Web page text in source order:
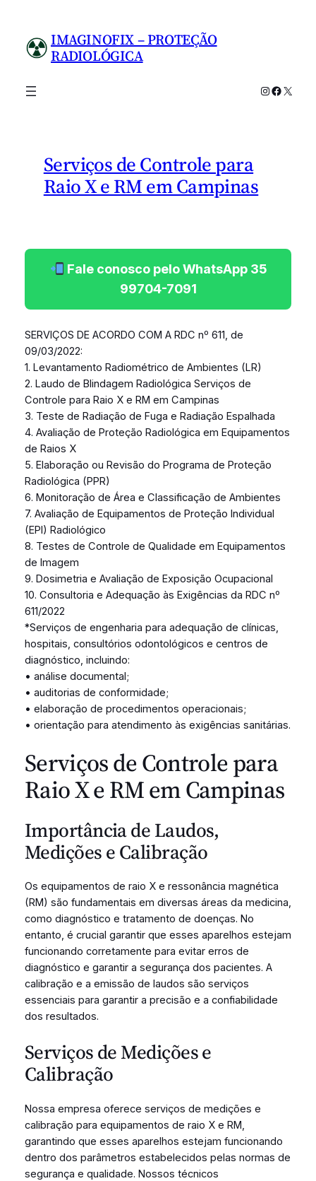
conteúdo
IMAGINOFIX – PROTEÇÃO
RADIOLÓGICA
Instagram
X
Serviços de Controle para
Raio X e RM em Campinas
Fale conosco pelo WhatsApp 35
99704-7091
SERVIÇOS DE ACORDO COM A RDC nº 611, de
09/03/2022:
1. Levantamento Radiométrico de Ambientes (LR)
2. Laudo de Blindagem Radiológica Serviços de
Controle para Raio X e RM em Campinas
3. Teste de Radiação de Fuga e Radiação Espalhada
4. Avaliação de Proteção Radiológica em Equipamentos
de Raios X
5. Elaboração ou Revisão do Programa de Proteção
Radiológica (PPR)
6. Monitoração de Área e Classificação de Ambientes
7. Avaliação de Equipamentos de Proteção Individual
(EPI) Radiológico
8. Testes de Controle de Qualidade em Equipamentos
de Imagem
9. Dosimetria e Avaliação de Exposição Ocupacional
10. Consultoria e Adequação às Exigências da RDC nº
611/2022
*Serviços de engenharia para adequação de clínicas,
hospitais, consultórios odontológicos e centros de
diagnóstico, incluindo:
• análise documental;
• auditorias de conformidade;
• elaboração de procedimentos operacionais;
• orientação para atendimento às exigências sanitárias.
Serviços de Controle para
Raio X e RM em Campinas
Importância de Laudos,
Medições e Calibração
Os equipamentos de raio X e ressonância magnética
(RM) são fundamentais em diversas áreas da medicina,
como diagnóstico e tratamento de doenças. No
entanto, é crucial garantir que esses aparelhos estejam
funcionando corretamente para evitar erros de
diagnóstico e garantir a segurança dos pacientes. A
calibração e a emissão de laudos são serviços
essenciais para garantir a precisão e a confiabilidade
dos resultados.
Serviços de Medições e
Calibração
Nossa empresa oferece serviços de medições e
calibração para equipamentos de raio X e RM,
garantindo que esses aparelhos estejam funcionando
dentro dos parâmetros estabelecidos pelas normas de
segurança e qualidade. Nossos técnicos